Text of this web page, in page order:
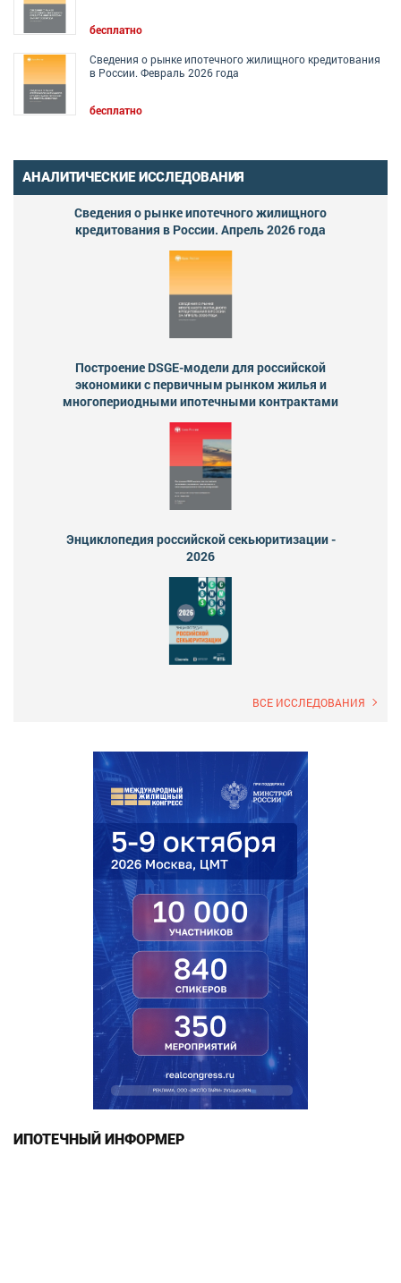
бесплатно
Сведения о рынке ипотечного жилищного кредитования
в России. Февраль 2026 года
бесплатно
АНАЛИТИЧЕСКИЕ ИССЛЕДОВАНИЯ
Сведения о рынке ипотечного жилищного
кредитования в России. Апрель 2026 года
Построение DSGE-модели для российской
экономики с первичным рынком жилья и
многопериодными ипотечными контрактами
Энциклопедия российской секьюритизации -
2026
ВСЕ ИССЛЕДОВАНИЯ
ИПОТЕЧНЫЙ ИНФОРМЕР